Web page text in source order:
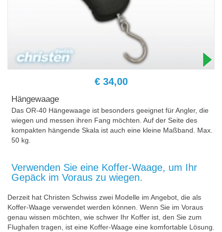
€ 34,00
Hängewaage
Das OR-40 Hängewaage ist besonders geeignet für Angler, die
wiegen und messen ihren Fang möchten. Auf der Seite des
kompakten hängende Skala ist auch eine kleine Maßband. Max.
50 kg.
Verwenden Sie eine Koffer-Waage, um Ihr
Gepäck im Voraus zu wiegen.
Derzeit hat Christen Schwiss zwei Modelle im Angebot, die als
Koffer-Waage verwendet werden können. Wenn Sie im Voraus
genau wissen möchten, wie schwer Ihr Koffer ist, den Sie zum
Flughafen tragen, ist eine Koffer-Waage eine komfortable Lösung.